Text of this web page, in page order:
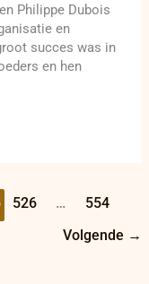
Philippe Dubois
en
succes was in
en hen
526 … 554
Volgende →